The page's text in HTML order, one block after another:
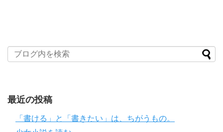
最近の投稿
「書ける」と「書きたい」は、ちがうもの。